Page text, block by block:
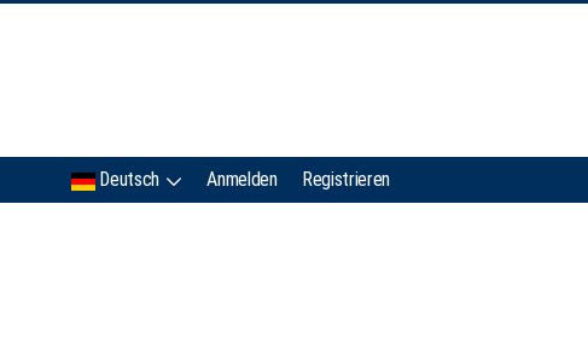
Deutsch Anmelden Registrieren